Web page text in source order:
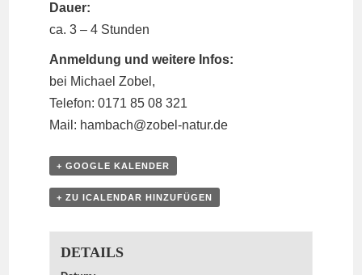
Dauer:
ca. 3 – 4 Stunden
Anmeldung und weitere Infos:
bei Michael Zobel,
Telefon: 0171 85 08 321
Mail: hambach@zobel-natur.de
+ GOOGLE KALENDER
+ ZU ICALENDAR HINZUFÜGEN
DETAILS